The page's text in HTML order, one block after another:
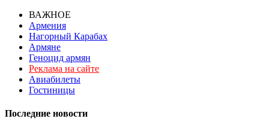
ВАЖНОЕ
Армения
Нагорный Карабах
Армяне
Геноцид армян
Реклама на сайте
Авиабилеты
Гостиницы
Последние новости